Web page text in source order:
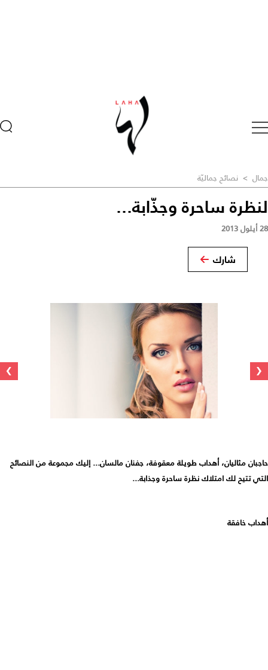
جمال > نصائح جماليّة
لنظرة ساحرة وجذّابة...
28 أيلول 2013
شارك
‹
›
حاجبان مثاليان، أهداب طويلة معقوفة، جفنان مالسان... إليك مجموعة من النصائح
التي تتيح لك امتلاك نظرة ساحرة وجذابة...
أهداب خافقة